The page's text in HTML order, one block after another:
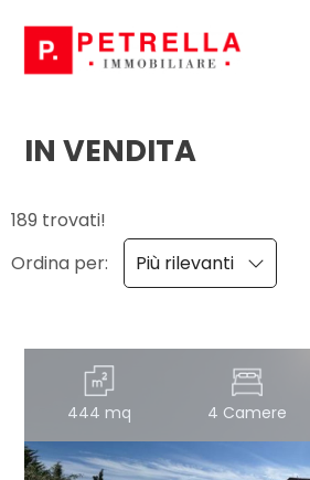
IN VENDITA
189 trovati!
Ordina per:
Più rilevanti
444 mq 4 Camere
HOME
VENDITA
IN
AFFITTO
NEWS
Codice
Contratto
Qualsiasi
Affitto
Scegli
dove